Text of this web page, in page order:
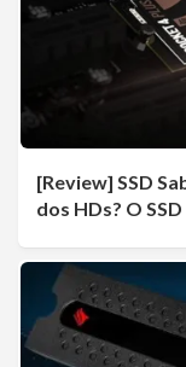
[Review] SSD
dos HDs? O